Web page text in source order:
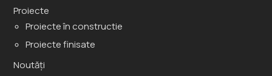
Proiecte
Proiecte în constructie
Proiecte finisate
Noutăți